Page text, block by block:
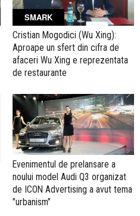
SMARK
Cristian Mogodici (Wu Xing):
Aproape un sfert din cifra de
afaceri Wu Xing e reprezentata
de restaurante
Evenimentul de prelansare a
noului model Audi Q3 organizat
de ICON Advertising a avut tema
"urbanism"